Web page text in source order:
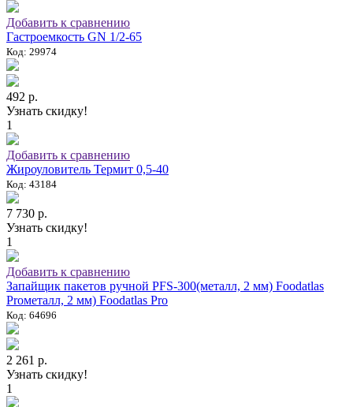
Добавить к сравнению
Гастроемкость GN 1/2-65
Код: 29974
492 р.
Узнать скидку!
1
Добавить к сравнению
Жироуловитель Термит 0,5-40
Код: 43184
7 730 р.
Узнать скидку!
1
Добавить к сравнению
Запайщик пакетов ручной PFS-300(металл, 2 мм) Foodatlas
Proметалл, 2 мм) Foodatlas Pro
Код: 64696
2 261 р.
Узнать скидку!
1